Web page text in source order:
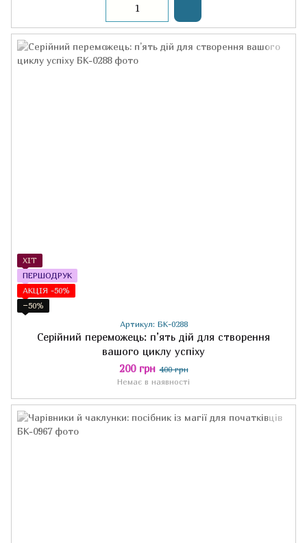
ХІТ
ПЕРШОДРУК
АКЦІЯ -50%
−50%
Артикул: БК-0288
Серійний переможець: п’ять дій для створення
вашого циклу успіху
200 грн 400 грн
Немає в наявності